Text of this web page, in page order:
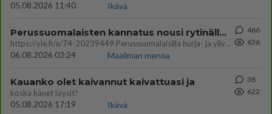
05.08.2026 11:40
Ikävä
Perussuomalaisten kannatus nousi rytinällä Ylen tänään julkaisemassa tuoreimmassa gallup-kyselyssä.
https://yle.fi/a/74-20239449 Perussuomalaisilla hurja- ja ylivoimaisesti suurin nousu tässä uudessa Ylen gallupissa. Kyl
06.08.2026 03:24
Maailman menoa
466
636
Kauanko olet kaivannut kaivattuasi ja
koska hänet löysit?
05.08.2026 17:19
Ikävä
38
622